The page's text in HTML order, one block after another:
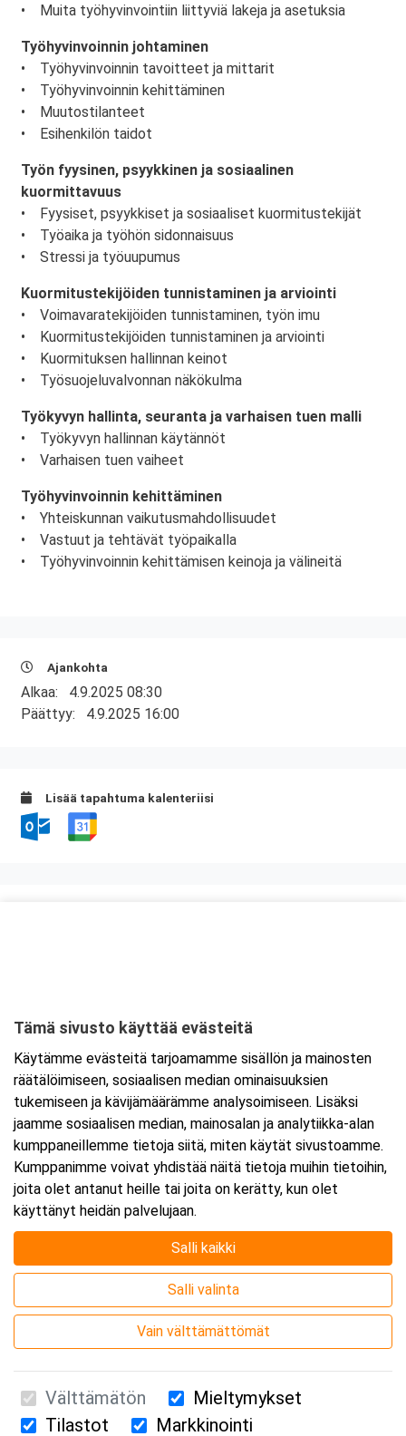
• Muita työhyvinvointiin liittyviä lakeja ja asetuksia
Työhyvinvoinnin johtaminen
• Työhyvinvoinnin tavoitteet ja mittarit
• Työhyvinvoinnin kehittäminen
• Muutostilanteet
• Esihenkilön taidot
Työn fyysinen, psyykkinen ja sosiaalinen
kuormittavuus
• Fyysiset, psyykkiset ja sosiaaliset kuormitustekijät
• Työaika ja työhön sidonnaisuus
• Stressi ja työuupumus
Kuormitustekijöiden tunnistaminen ja arviointi
• Voimavaratekijöiden tunnistaminen, työn imu
• Kuormitustekijöiden tunnistaminen ja arviointi
• Kuormituksen hallinnan keinot
• Työsuojeluvalvonnan näkökulma
Työkyvyn hallinta, seuranta ja varhaisen tuen malli
• Työkyvyn hallinnan käytännöt
• Varhaisen tuen vaiheet
Työhyvinvoinnin kehittäminen
• Yhteiskunnan vaikutusmahdollisuudet
• Vastuut ja tehtävät työpaikalla
• Työhyvinvoinnin kehittämisen keinoja ja välineitä
Ajankohta
Alkaa: 4.9.2025 08:30
Päättyy: 4.9.2025 16:00
Lisää tapahtuma kalenteriisi
Tarkempi kartta ja ajo-ohjeet
Suomen Ensiapukoulutus Oy / Valimotie 21 / 00380 Helsinki
Tämä sivusto käyttää evästeitä
Käytämme evästeitä tarjoamamme sisällön ja mainosten
räätälöimiseen, sosiaalisen median ominaisuuksien
tukemiseen ja kävijämäärämme analysoimiseen. Lisäksi
jaamme sosiaalisen median, mainosalan ja analytiikka-alan
kumppaneillemme tietoja siitä, miten käytät sivustoamme.
Kumppanimme voivat yhdistää näitä tietoja muihin tietoihin,
joita olet antanut heille tai joita on kerätty, kun olet
käyttänyt heidän palvelujaan.
Salli kaikki
Salli valinta
Vain välttämättömät
Välttämätön
Mieltymykset
Tilastot
Markkinointi